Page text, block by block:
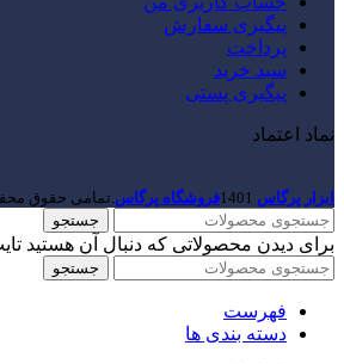
پیگیری سفارش
پرداخت
سبد خرید
پیگیری پستی
نماد اعتماد
ابزار پرگاس 1401فروشگاه پرگاس.تمامی حقوق
جستجو
برای دیدن محصولاتی که دنبال آن هستید
جستجو
فهرست
دسته بندی ها